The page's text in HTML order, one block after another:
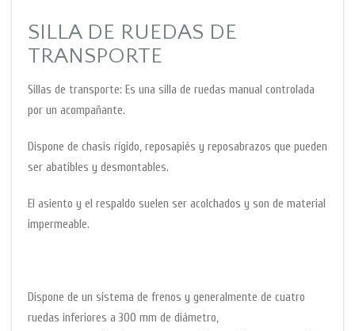
SILLA DE RUEDAS DE
TRANSPORTE
Sillas de transporte: Es una silla de ruedas manual controlada
por un acompañante.
Dispone de chasis rígido, reposapiés y reposabrazos que pueden
ser abatibles y desmontables.
El asiento y el respaldo suelen ser acolchados y son de material
impermeable.
Dispone de un sistema de frenos y generalmente de cuatro
ruedas inferiores a 300 mm de diámetro,